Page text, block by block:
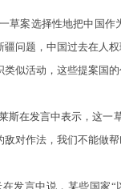
案选择性地把中国作
疆问题，中国过去在人
似活动，这些提案国
在发言中表示，这一
对作法，我们不能做帮
言中说，某些国家“